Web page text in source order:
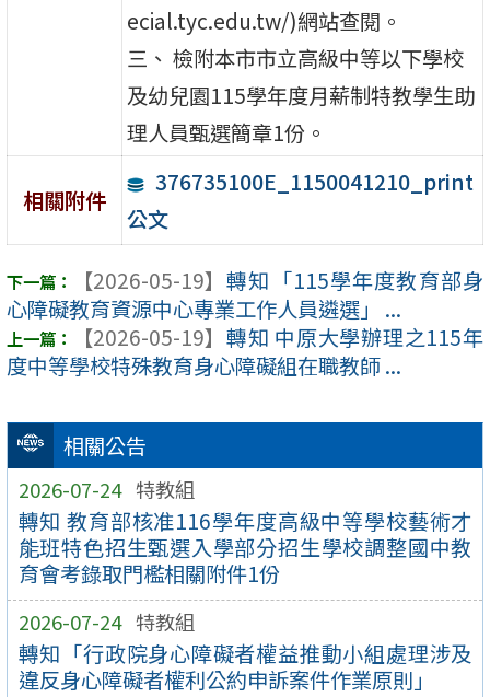
相關公告
2026-07-24 特教組
轉知 教育部核准116學年度高級中等學校藝術才
能班特色招生甄選入學部分招生學校調整國中教
育會考錄取門檻相關附件1份
2026-07-24 特教組
轉知「行政院身心障礙者權益推動小組處理涉及
違反身心障礙者權利公約申訴案件作業原則」
ecial.tyc.edu.tw/)網站查閱。
三、 檢附本市市立高級中等以下學校
及幼兒園115學年度月薪制特教學生助
理人員甄選簡章1份。
相關附件
376735100E_1150041210_print
公文
【2026-05-19】 轉知「115學年度教育部身
心障礙教育資源中心專業工作人員遴選」 ...
【2026-05-19】 轉知 中原大學辦理之115年
度中等學校特殊教育身心障礙組在職教師 ...